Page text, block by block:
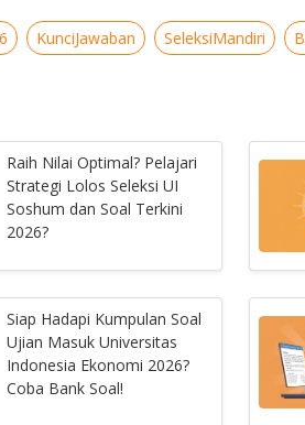
KunciJawaban SeleksiMandiri
Raih Nilai Optimal? Pelajari
Strategi Lolos Seleksi UI
Soshum dan Soal Terkini
2026?
Siap Hadapi Kumpulan Soal
Ujian Masuk Universitas
Indonesia Ekonomi 2026?
Coba Bank Soal!